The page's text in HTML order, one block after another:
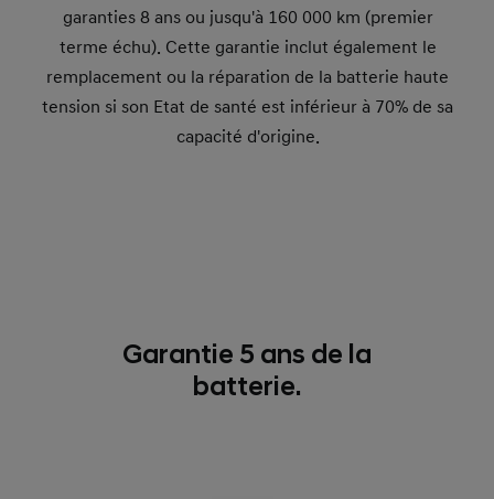
garanties 8 ans ou jusqu'à 160 000 km (premier
terme échu). Cette garantie inclut également le
remplacement ou la réparation de la batterie haute
tension si son Etat de santé est inférieur à 70% de sa
capacité d'origine.
Garantie 5 ans de la
batterie.